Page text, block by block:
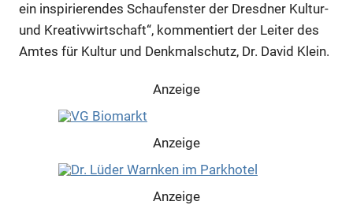
ein inspirierendes Schaufenster der Dresdner Kultur-
und Kreativwirtschaft“, kommentiert der Leiter des
Amtes für Kultur und Denkmalschutz, Dr. David Klein.
Anzeige
Anzeige
Anzeige